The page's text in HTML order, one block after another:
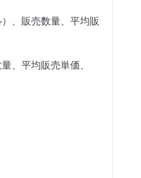
、販売数量、平均販
、平均販売単価、